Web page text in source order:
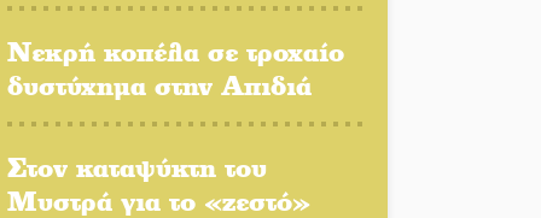
επικοινωνιακές
εντυπώσεις;
την υπόθεση του Μυστρά
Νεκρή κοπέλα σε τροχαίο
δυστύχημα στην Απιδιά
Στον καταψύκτη του
Μυστρά για το «ζεστό»